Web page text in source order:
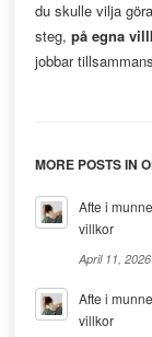
du skulle vilja
steg,på egna
jobbar
MORE POSTS IN
Afte i
villkor
April 11, 2026
Afte i
villkor